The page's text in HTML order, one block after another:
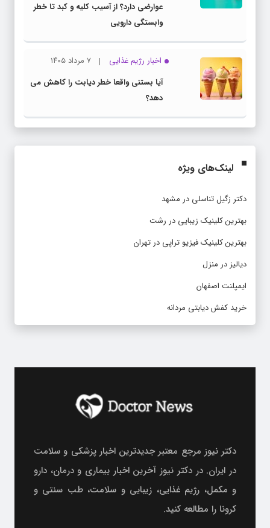
عوارضی دارد؟ از آسیب کلیه و کبد تا خطر
وابستگی دارویی
اخبار رژیم غذایی
۷ مرداد ۱۴۰۵
آیا بستنی واقعا خطر دیابت را کاهش می
دهد؟
لینک‌های ویژه
دکتر زگیل تناسلی در مشهد
بهترین کلینیک زیبایی در رشت
بهترین کلینیک فیزیو تراپی در تهران
دیالیز در منزل
ایمپلنت اصفهان
خرید کفش دیابتی مردانه
دکتر نیوز مرجع معتبر جدیدترین اخبار پزشکی و سلامت
در ایران. در دکتر نیوز آخرین اخبار بیماری و درمان، دارو
و مکمل، رژیم غذایی، زیبایی و سلامت، طب سنتی و
کرونا را مطالعه کنید.